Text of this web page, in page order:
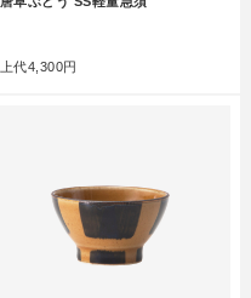
上代4,300円